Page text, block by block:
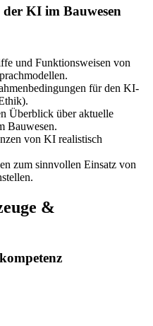
KI im Bauwesen
und Funktionsweisen von
für den KI-
Überblick über aktuelle
Bauwesen.
von KI realistisch
zum sinnvollen Einsatz von
&